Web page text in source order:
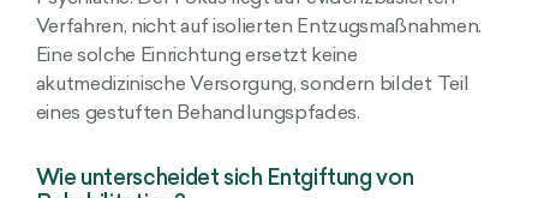
Verfahren, nicht auf isolierten Entzugsmaßnahmen.
Eine solche Einrichtung ersetzt keine
akutmedizinische Versorgung, sondern bildet Teil
eines gestuften Behandlungspfades.
Wie unterscheidet sich Entgiftung von